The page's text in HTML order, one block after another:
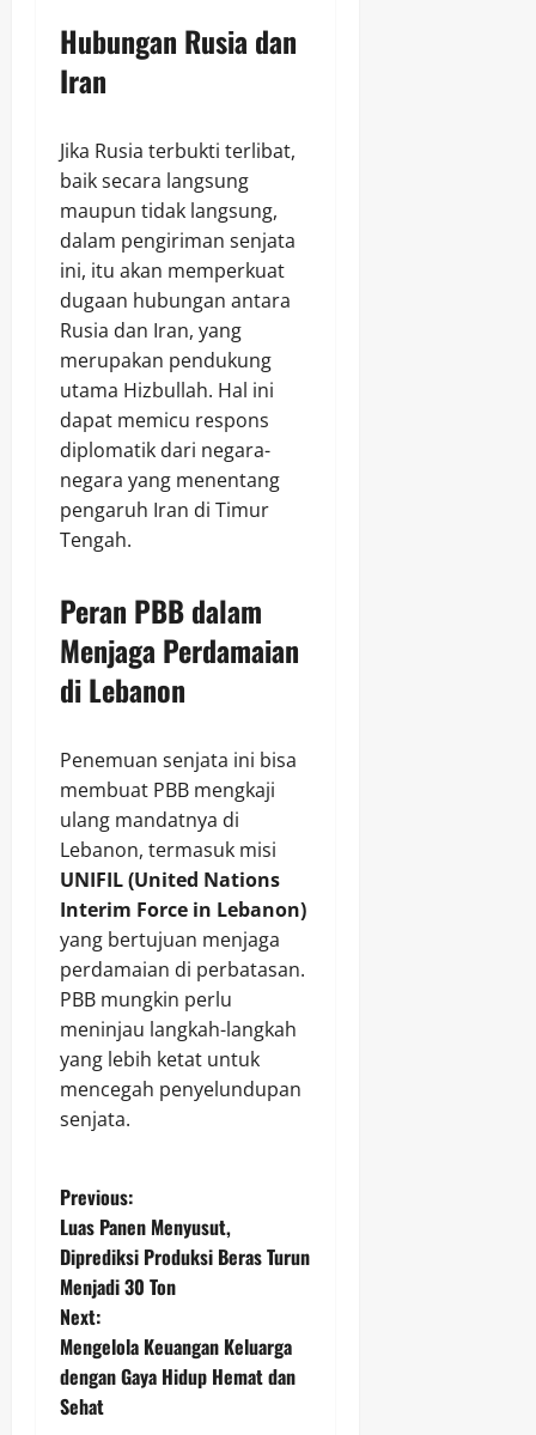
Hubungan Rusia dan
Iran
Jika Rusia terbukti terlibat,
baik secara langsung
maupun tidak langsung,
dalam pengiriman senjata
ini, itu akan memperkuat
dugaan hubungan antara
Rusia dan Iran, yang
merupakan pendukung
utama Hizbullah. Hal ini
dapat memicu respons
diplomatik dari negara-
negara yang menentang
pengaruh Iran di Timur
Tengah.
Peran PBB dalam
Menjaga Perdamaian
di Lebanon
Penemuan senjata ini bisa
membuat PBB mengkaji
ulang mandatnya di
Lebanon, termasuk misi
UNIFIL (United Nations
Interim Force in Lebanon)
yang bertujuan menjaga
perdamaian di perbatasan.
PBB mungkin perlu
meninjau langkah-langkah
yang lebih ketat untuk
mencegah penyelundupan
senjata.
P
o
s
t
n
Previous:
Luas Panen Menyusut,
Diprediksi Produksi Beras Turun
Menjadi 30 Ton
Next:
Mengelola Keuangan Keluarga
dengan Gaya Hidup Hemat dan
Sehat